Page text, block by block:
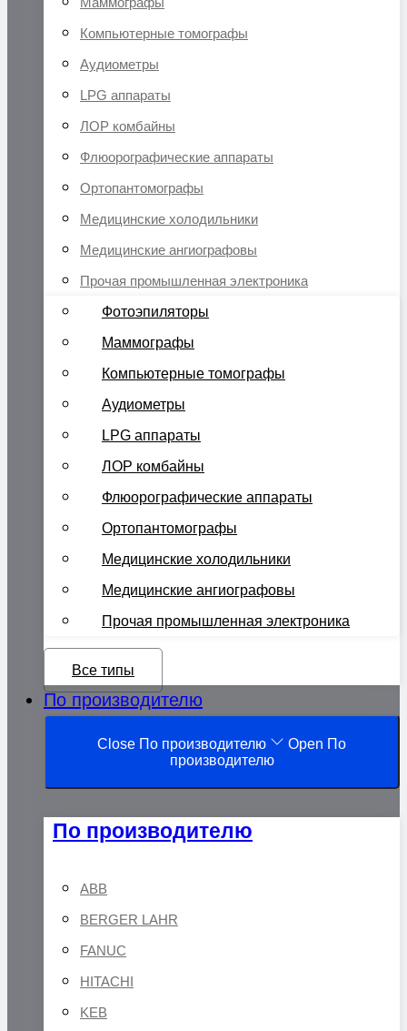
Компьютерные томографы
Аудиометры
LPG аппараты
ЛОР комбайны
Флюорографические аппараты
Ортопантомографы
Медицинские холодильники
Медицинские ангиографовы
Прочая промышленная электроника
Фотоэпиляторы
Маммографы
Компьютерные томографы
Аудиометры
LPG аппараты
ЛОР комбайны
Флюорографические аппараты
Ортопантомографы
Медицинские холодильники
Медицинские ангиографовы
Прочая промышленная электроника
Все типы
По производителю
Close По производителю
Open По
производителю
По производителю
ABB
BERGER LAHR
FANUC
HITACHI
KEB